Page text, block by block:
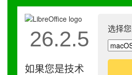
选择
26.2.5
如果您是技术